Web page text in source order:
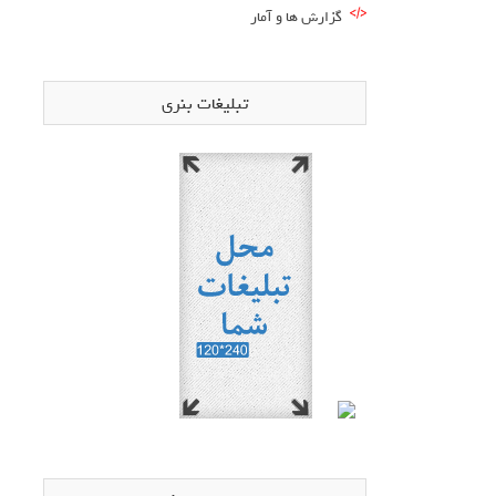
گزارش ها و آمار
تبلیغات بنری